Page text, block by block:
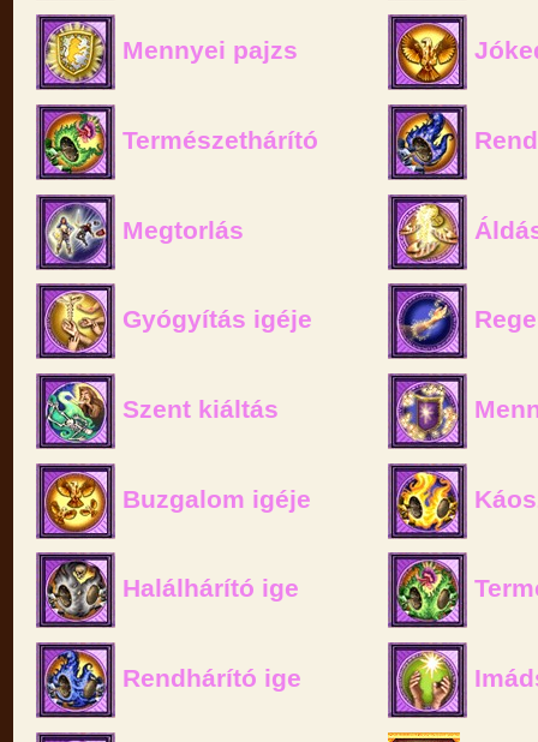
Mennyei pajzs
Természethárító
Megtorlás
Gyógyítás igéje
Szent kiáltás
Buzgalom igéje
Halálhárító ige
Rendhárító ige